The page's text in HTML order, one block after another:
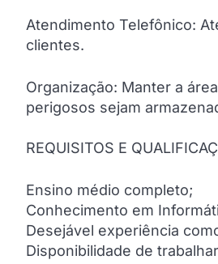
Atendimento Telefônico:
clientes.
Organização: Manter a
perigosos sejam
REQUISITOS E
Ensino médio completo;
Conhecimento em
Desejável experiência
Disponibilidade de